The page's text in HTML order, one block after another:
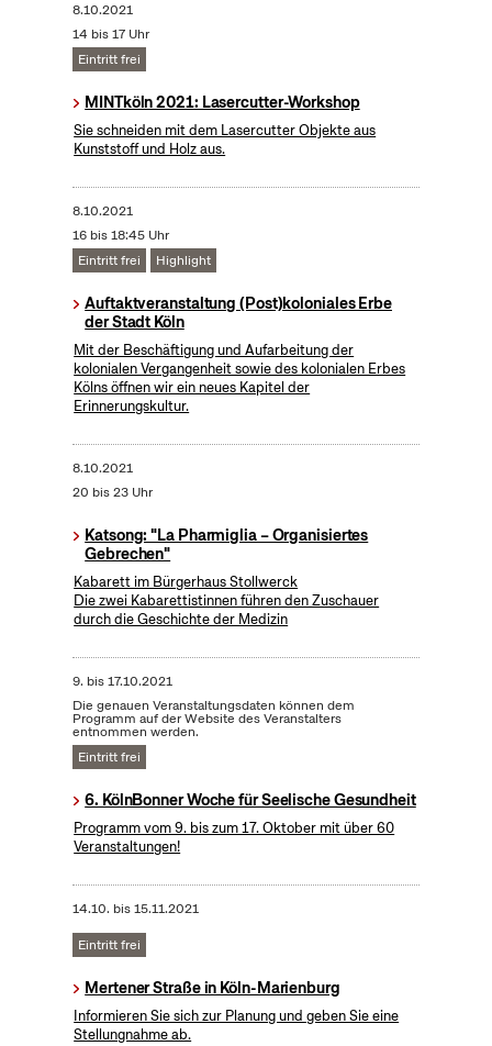
8.10.2021
14 bis 17 Uhr
Eintritt frei
MINTköln 2021: Lasercutter-Workshop
Sie schneiden mit dem Lasercutter Objekte aus
Kunststoff und Holz aus.
8.10.2021
16 bis 18:45 Uhr
Eintritt frei
Highlight
Auftaktveranstaltung (Post)koloniales Erbe
der Stadt Köln
Mit der Beschäftigung und Aufarbeitung der
kolonialen Vergangenheit sowie des kolonialen Erbes
Kölns öffnen wir ein neues Kapitel der
Erinnerungskultur.
8.10.2021
20 bis 23 Uhr
Katsong: "La Pharmiglia – Organisiertes
Gebrechen"
Kabarett im Bürgerhaus Stollwerck
Die zwei Kabarettistinnen führen den Zuschauer
durch die Geschichte der Medizin
9. bis17.10.2021
Die genauen Veranstaltungsdaten können dem
Programm auf der Website des Veranstalters
entnommen werden.
Eintritt frei
6. KölnBonner Woche für Seelische Gesundheit
Programm vom 9. bis zum 17. Oktober mit über 60
Veranstaltungen!
14.10. bis15.11.2021
Eintritt frei
Mertener Straße in Köln-Marienburg
Informieren Sie sich zur Planung und geben Sie eine
Stellungnahme ab.